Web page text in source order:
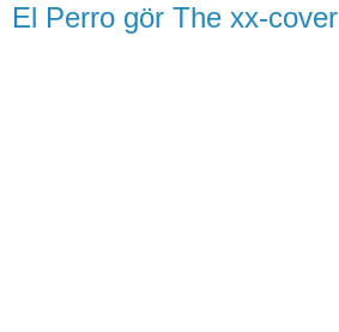
El Perro gör The xx-cover